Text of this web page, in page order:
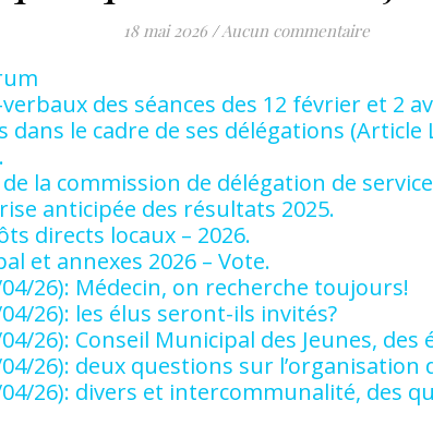
18 mai 2026 /Aucun commentaire
des séances des 12 février et 2
dans le cadre de ses délégations (Article
la commission de délégation de
anticipée des résultats 2025.
directs locaux – 2026.
et annexes 2026 – Vote.
26): Médecin, on recherche toujours!
26): les élus seront-ils invités?
26): Conseil Municipal des Jeunes,
26): deux questions sur
04/26): divers et intercommunalité, des